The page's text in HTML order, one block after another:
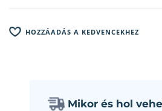
HOZZÁADÁS A KEDVENCEKHEZ
Mikor és hol